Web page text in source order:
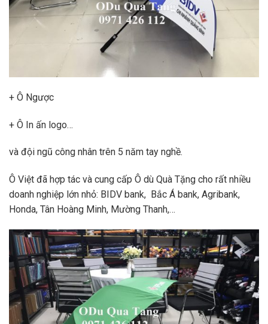
+ Ô Ngược
+ Ô In ấn logo…
và đội ngũ công nhân trên 5 năm tay nghề.
Ô Việt đã hợp tác và cung cấp Ô dù Quà Tặng cho rất nhiều
doanh nghiệp lớn nhỏ: BIDV bank, Bắc Á bank, Agribank,
Honda, Tân Hoàng Minh, Mường Thanh,…